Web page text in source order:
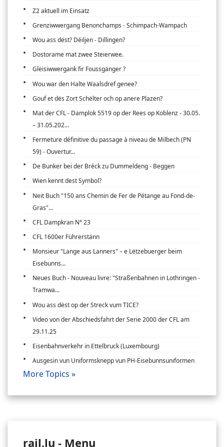
Z2 aktuell im Einsatz
Grenziwwergang Benonchamps - Schimpach-Wampach
Wou ass dëst? Déiljen - Dillingen?
Dostorame mat zwee Steierwee.
Gleisiwwergank fir Foussgänger ?
Wou war den Halte Waalsdref genee?
Gouf et dës Zort Schëlter och op anere Plazen?
Mat der CFL - Damplok 5519 op der Rees op Koblenz - 30.05.
– 31.05.202...
Fermeture définitive du passage à niveau de Milbech (PN
59) - Ouvertur...
De Bunker bei der Bréck zu Dummeldeng - Beggen
Wien kennt dest Symbol?
Neit Buch "150 ans Chemin de Fer de Pétange au Fond-de-
Gras"...
CFL Dampkran N° 23
CFL 1600er Führerstänn
Monsieur "Lange aus Lanners" – e Lëtzebuerger beim
Eisebunns...
Neues Buch - Nouveau livre: "Straßenbahnen in Lothringen -
Tramwa...
Wou ass dëst op der Streck vum TICE?
Video von der Abschiedsfahrt der Serie 2000 der CFL am
29.11.25
Eisenbahnverkehr in Ettelbruck (Luxembourg)
Ausgesin vun Uniformsknepp vun PH-Eisebunnsuniformen
More Topics »
rail.lu - Menu